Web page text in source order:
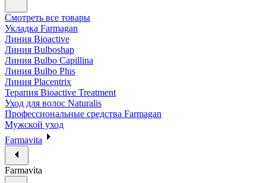
Смотреть все товары
Укладка Farmagan
Линия Bioactive
Линия Bulboshap
Линия Bulbo Capillina
Линия Bulbo Plus
Линия Placentrix
Терапия Bioactive Treatment
Уход для волос Naturalis
Профессиональные средства Farmagan
Мужской уход
Farmavita
Farmavita